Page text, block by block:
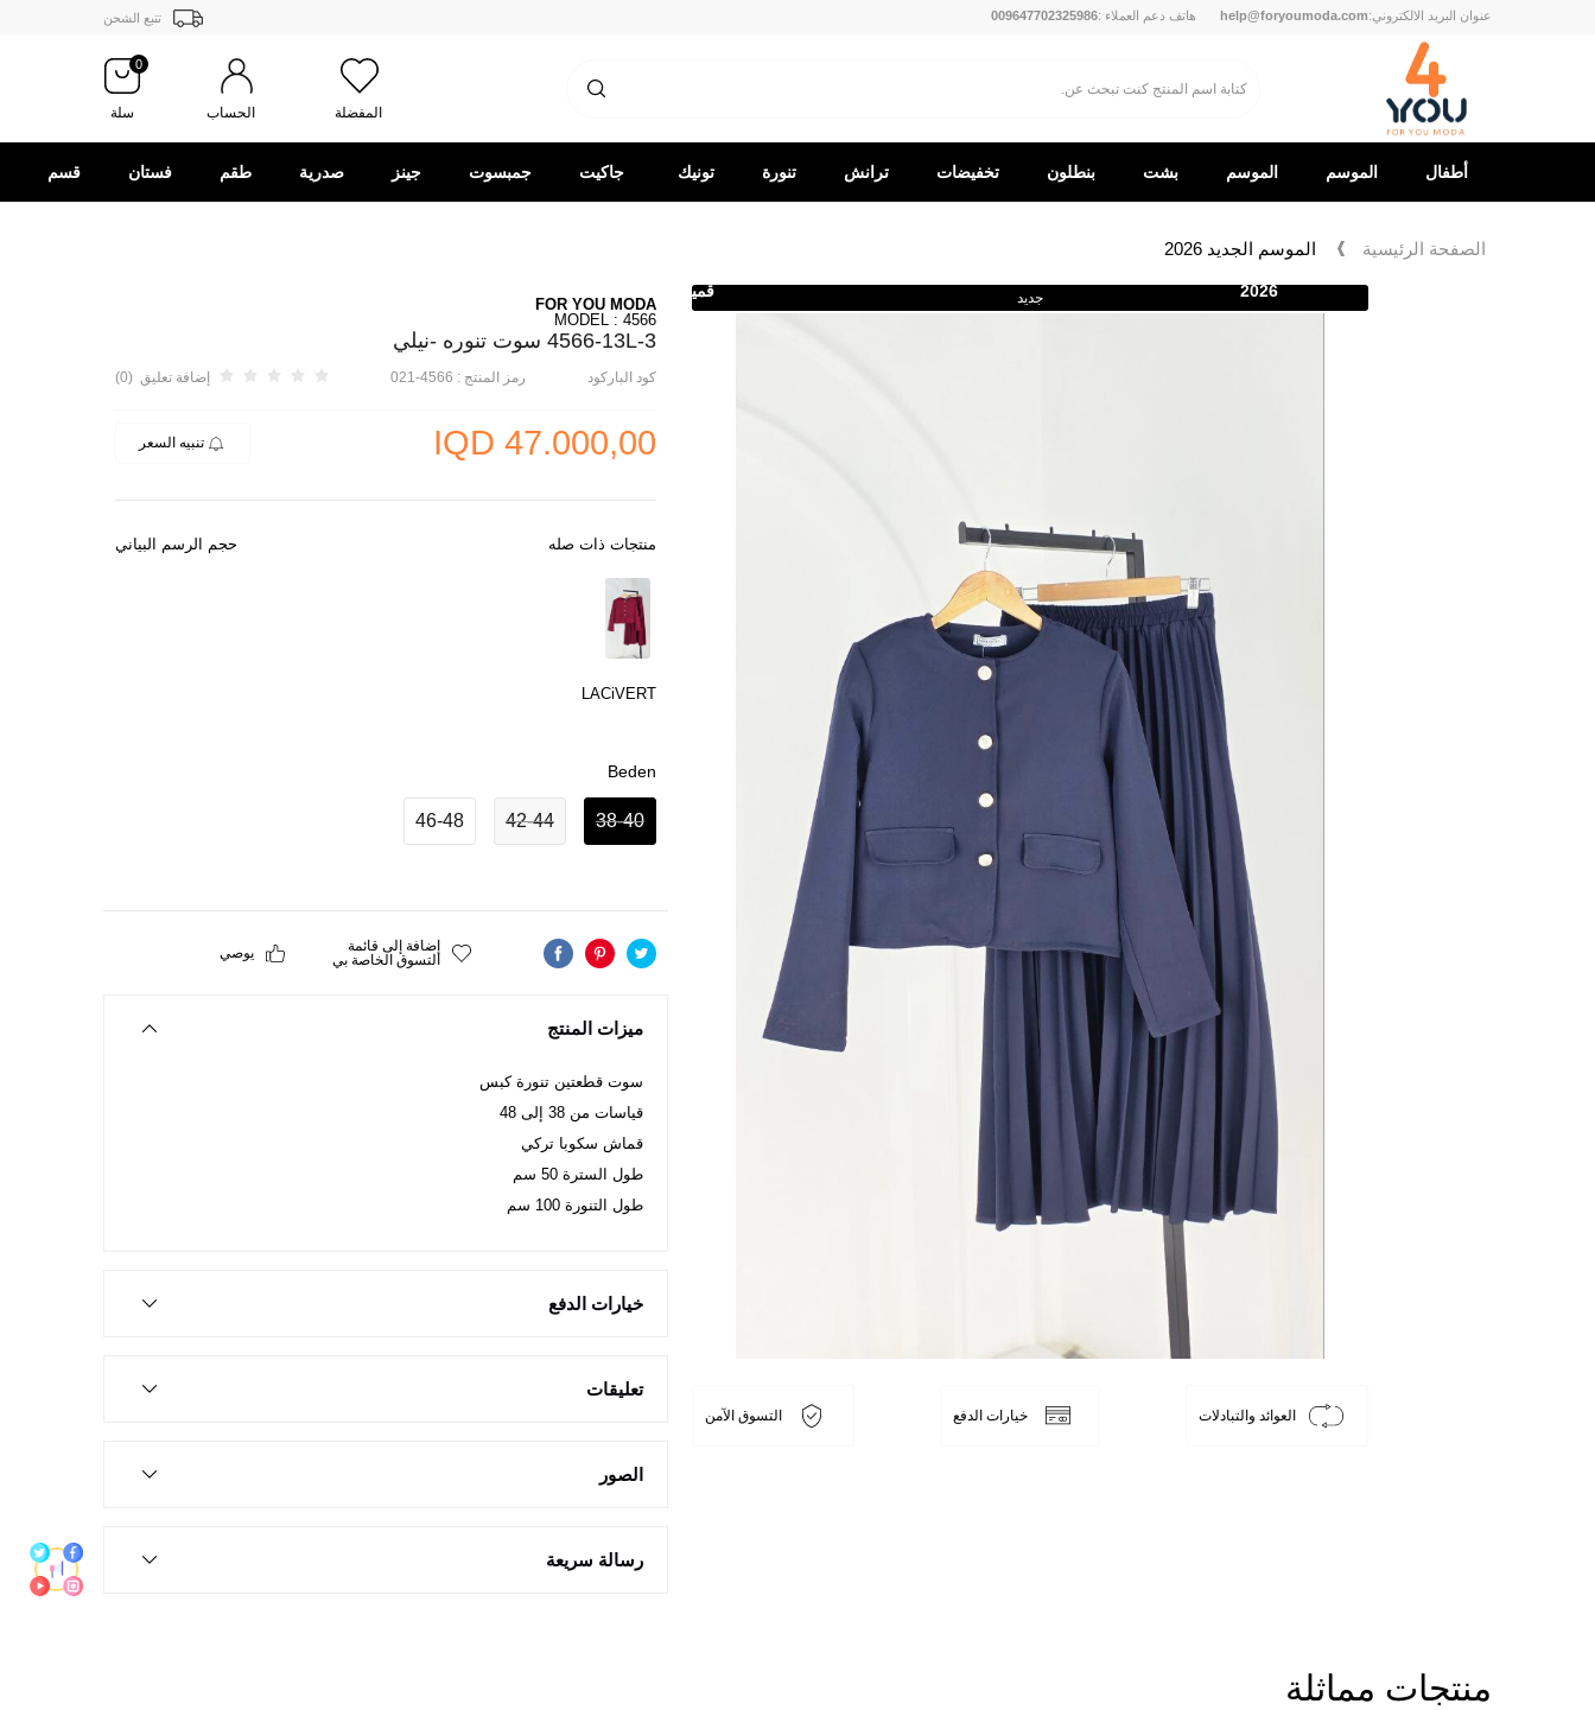
عنوان البريد الالكتروني:help@foryoumoda.com هاتف دعم العملاء :009647702325986 تتبع الشحن
المفضلة الحساب
0
سلة
أطفال الموسم الموسم
2026
بشت بنطلون تخفيضات ترانش تنورة تونيك
قميص
جاكيت جمبسوت جينز صدرية طقم فستان قسم
الصفحة الرئيسية الموسم الجديد 2026
جديد
العوائد والتبادلات خيارات الدفع التسوق الآمن
FOR YOU MODA
MODEL : 4566
4566-13L-3 سوت تنوره -نيلي
كود الباركود رمز المنتج : 4566-021 إضافة تعليق (0)
47.000,00 تنبيه السعر
حجم الرسم البياني منتجات ذات صله
LACiVERT
Beden
38-40
42-44
46-48
إضافة إلى قائمة
التسوق الخاصة بي
يوصي
ميزات المنتج
سوت قطعتين تنورة كبس
قياسات من 38 إلى 48
قماش سكوبا تركي
طول السترة 50 سم
طول التنورة 100 سم
خيارات الدفع
تعليقات
الصور
رسالة سريعة
منتجات مماثلة